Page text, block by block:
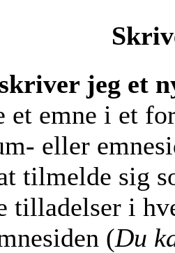
jeg et
et emne i et
eller
tilmelde sig
tilladelser i
(Du